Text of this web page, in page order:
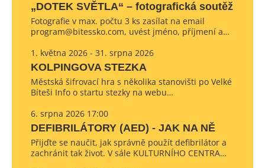
„DOTEK SVĚTLA“ – fotografická soutěž
Fotografie v max. počtu 3 ks zasílat na email
program@bitessko.com, uvést jméno, příjmení a…
1. května 2026 - 31. srpna 2026
KOLPINGOVA STEZKA
Městská šifrovací hra s několika stanovišti po Velké
Bíteši Info o startu stezky na webu…
6. srpna 2026 17:00
DEFIBRILÁTORY (AED) - JAK NA NĚ
Přijďte se naučit, jak správně použít defibrilátor a
zachránit tak život. V sále KULTURNÍHO CENTRA…